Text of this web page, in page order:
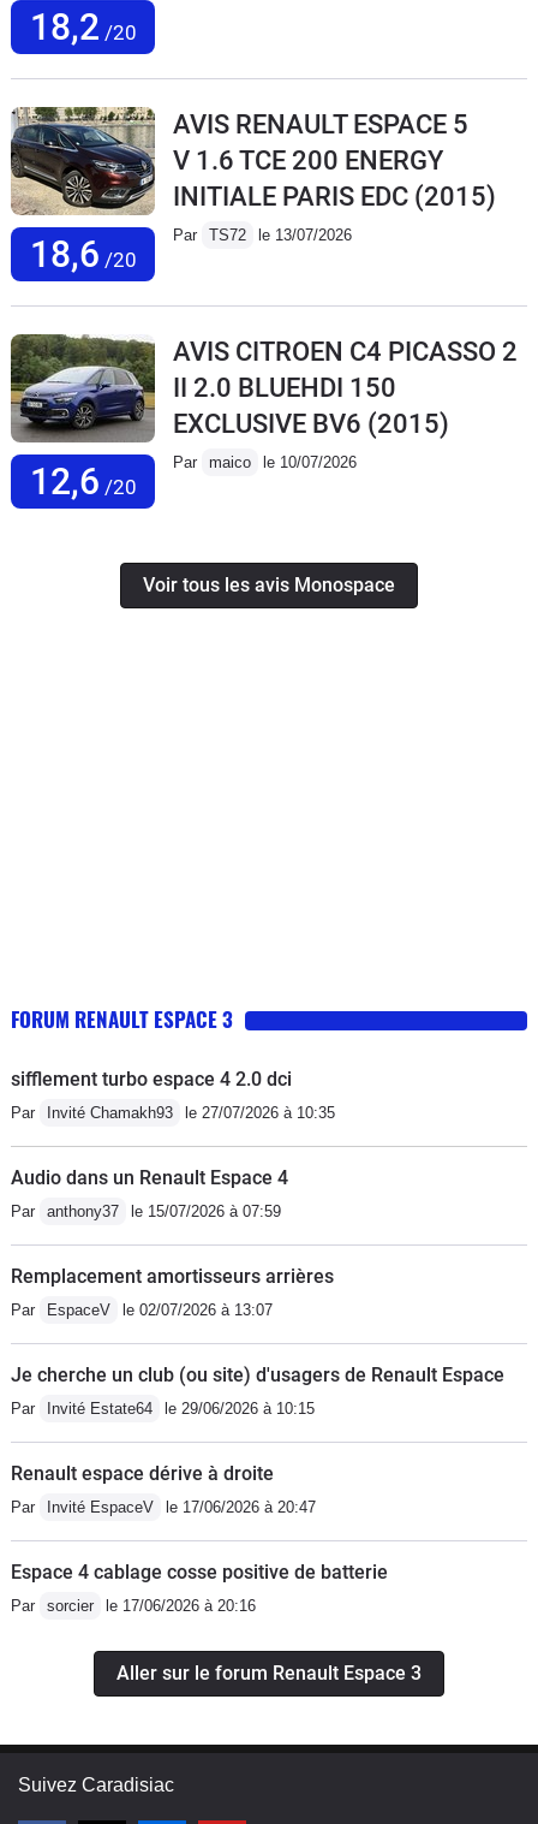
18,2 /20
18,6 /20
AVIS RENAULT ESPACE 5
V 1.6 TCE 200 ENERGY
INITIALE PARIS EDC (2015)
Par TS72 le 13/07/2026
12,6 /20
AVIS CITROEN C4 PICASSO 2
II 2.0 BLUEHDI 150
EXCLUSIVE BV6 (2015)
Par maico le 10/07/2026
Voir tous les avis Monospace
FORUM RENAULT ESPACE 3
sifflement turbo espace 4 2.0 dci
Par Invité Chamakh93 le 27/07/2026 à 10:35
Audio dans un Renault Espace 4
Par anthony37 le 15/07/2026 à 07:59
Remplacement amortisseurs arrières
Par EspaceV le 02/07/2026 à 13:07
Je cherche un club (ou site) d'usagers de Renault Espace
Par Invité Estate64 le 29/06/2026 à 10:15
Renault espace dérive à droite
Par Invité EspaceV le 17/06/2026 à 20:47
Espace 4 cablage cosse positive de batterie
Par sorcier le 17/06/2026 à 20:16
Aller sur le forum Renault Espace 3
Suivez Caradisiac